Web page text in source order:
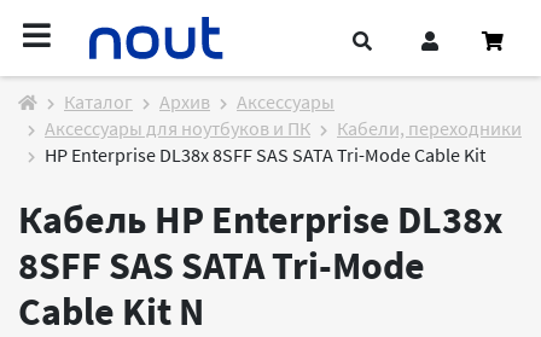
Каталог Архив
Аксессуары
Аксессуары для ноутбуков и ПК
Кабели, переходники
HP Enterprise DL38x 8SFF SAS SATA Tri-Mode Cable Kit
Кабель HP Enterprise DL38x
8SFF SAS SATA Tri-Mode
Cable Kit N